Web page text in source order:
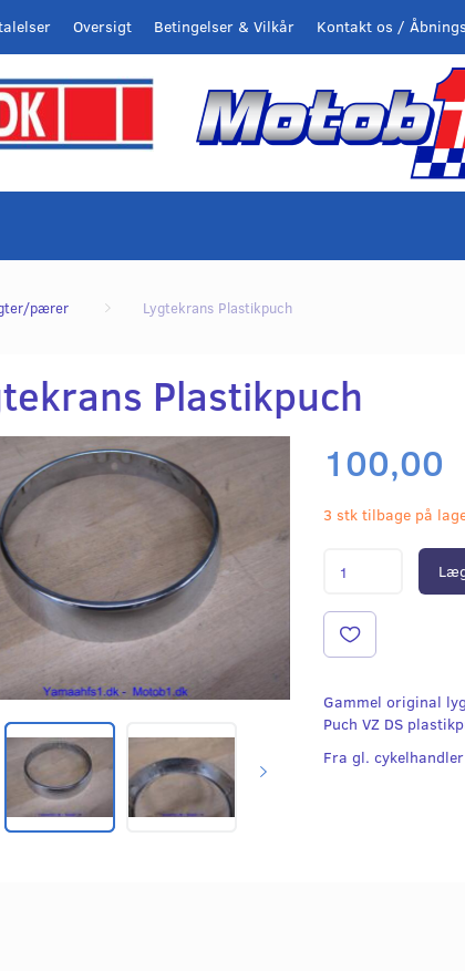
Kontakt os /
Betingelser & Vilkår
Oversigt
pærer Lygtekrans Plastikpuch
Plastikpuch
100,00
3 stk tilbage på
Gammel original
Puch VZ DS
Fra gl.